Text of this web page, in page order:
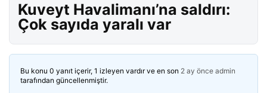
Kuveyt Havalimanı’na saldırı:
Çok sayıda yaralı var
Bu konu 0 yanıt içerir, 1 izleyen vardır ve en son 2 ay önce admin
tarafından güncellenmiştir.